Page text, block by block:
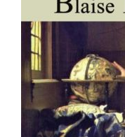
AJOUTER AU